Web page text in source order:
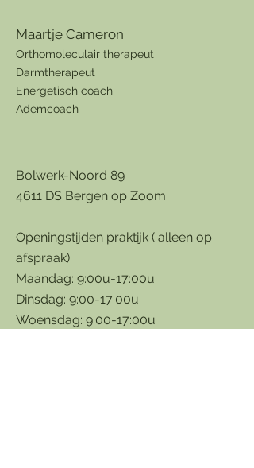
Maartje Cameron
Orthomoleculair therapeut
Darmtherapeut
Energetisch coach
Ademcoach
​Bolwerk-Noord 89
4611 DS Bergen op Zoom
Openingstijden praktijk ( alleen op
afspraak):
Maandag: 9:00u-17:00u
Dinsdag: 9:00-17:00u
Woensdag: 9:00-17:00u